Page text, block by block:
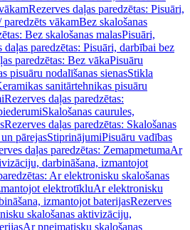
Rezerves daļas paredzētas: Pisuāri,
paredzēts vākamBez skalošanas
Bez skalošanas malasPisuāri,
daļas paredzētas: Pisuāri, darbībai bez
paredzētas: Bez vākaPisuāru
pisuāru nodalīšanas sienasStikla
sanitārtehnikas pisuāru
Rezerves daļas paredzētas:
Skalošanas caurules,
Rezerves daļas paredzētas: Skalošanas
pārejasStiprinājumiPisuāru vadības
daļas paredzētas: ZemapmetumaAr
darbināšana, izmantojot
Ar elektronisku skalošanas
elektrotīkluAr elektronisku
izmantojot baterijasRezerves
skalošanas aktivizāciju,
Ar pneimatisku skalošanas